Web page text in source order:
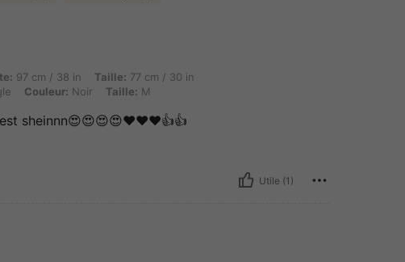
in, Taille: 77 cm / 30 in, Hanches: 107 cm / 42 in, Forme du corps: Rectangle, Couleur:
97 cm / 38 in Taille: 77 cm / 30 in
Couleur: Noir Taille: M
sheinnn😍😍😍😍❤️❤️❤️👍👍
Utile (1)